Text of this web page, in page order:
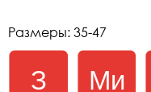
Размеры: 35-47